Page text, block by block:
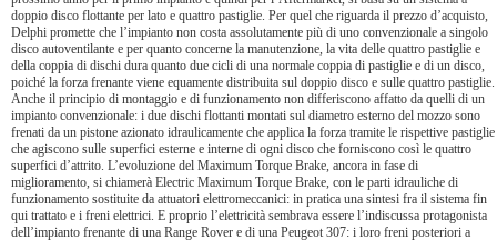
doppio disco flottante per lato e quattro pastiglie. Per quel che riguarda il prezzo d’acquisto,
Delphi promette che l’impianto non costa assolutamente più di uno convenzionale a singolo
disco autoventilante e per quanto concerne la manutenzione, la vita delle quattro pastiglie e
della coppia di dischi dura quanto due cicli di una normale coppia di pastiglie e di un disco,
poiché la forza frenante viene equamente distribuita sul doppio disco e sulle quattro pastiglie.
Anche il principio di montaggio e di funzionamento non differiscono affatto da quelli di un
impianto convenzionale: i due dischi flottanti montati sul diametro esterno del mozzo sono
frenati da un pistone azionato idraulicamente che applica la forza tramite le rispettive pastiglie
che agiscono sulle superfici esterne e interne di ogni disco che forniscono così le quattro
superfici d’attrito. L’evoluzione del Maximum Torque Brake, ancora in fase di
miglioramento, si chiamerà Electric Maximum Torque Brake, con le parti idrauliche di
funzionamento sostituite da attuatori elettromeccanici: in pratica una sintesi fra il sistema fin
qui trattato e i freni elettrici. E proprio l’elettricità sembrava essere l’indiscussa protagonista
dell’impianto frenante di una Range Rover e di una Peugeot 307: i loro freni posteriori a